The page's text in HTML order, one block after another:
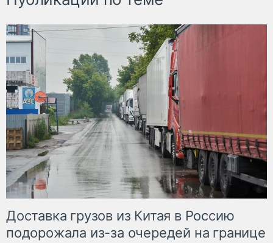
Доставка грузов из Китая в Россию
подорожала из-за очередей на границе